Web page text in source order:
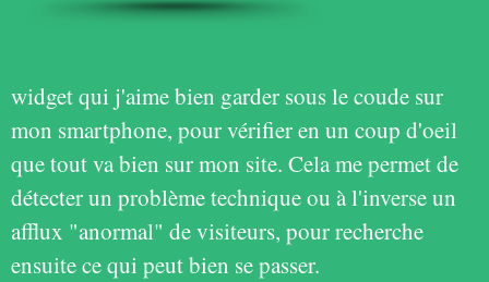
widget qui j'aime bien garder sous le coude sur
mon smartphone, pour vérifier en un coup d'oeil
que tout va bien sur mon site. Cela me permet de
détecter un problème technique ou à l'inverse un
afflux "anormal" de visiteurs, pour recherche
ensuite ce qui peut bien se passer.